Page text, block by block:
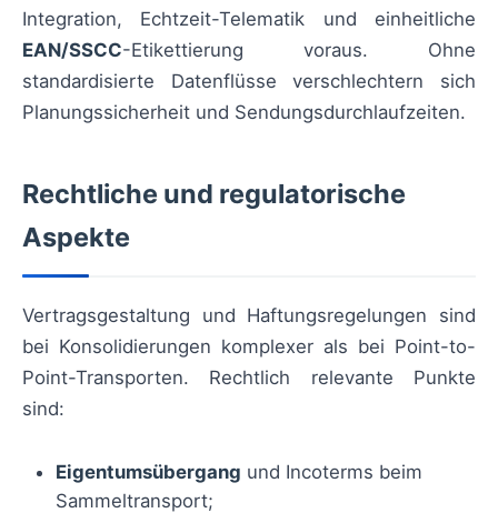
Integration, Echtzeit-Telematik und einheitliche
EAN/SSCC-Etikettierung voraus. Ohne
standardisierte Datenflüsse verschlechtern sich
Planungssicherheit und Sendungsdurchlaufzeiten.
Rechtliche und regulatorische
Aspekte
Vertragsgestaltung und Haftungsregelungen sind
bei Konsolidierungen komplexer als bei Point-to-
Point-Transporten. Rechtlich relevante Punkte
sind:
Eigentumsübergang und Incoterms beim
Sammeltransport;